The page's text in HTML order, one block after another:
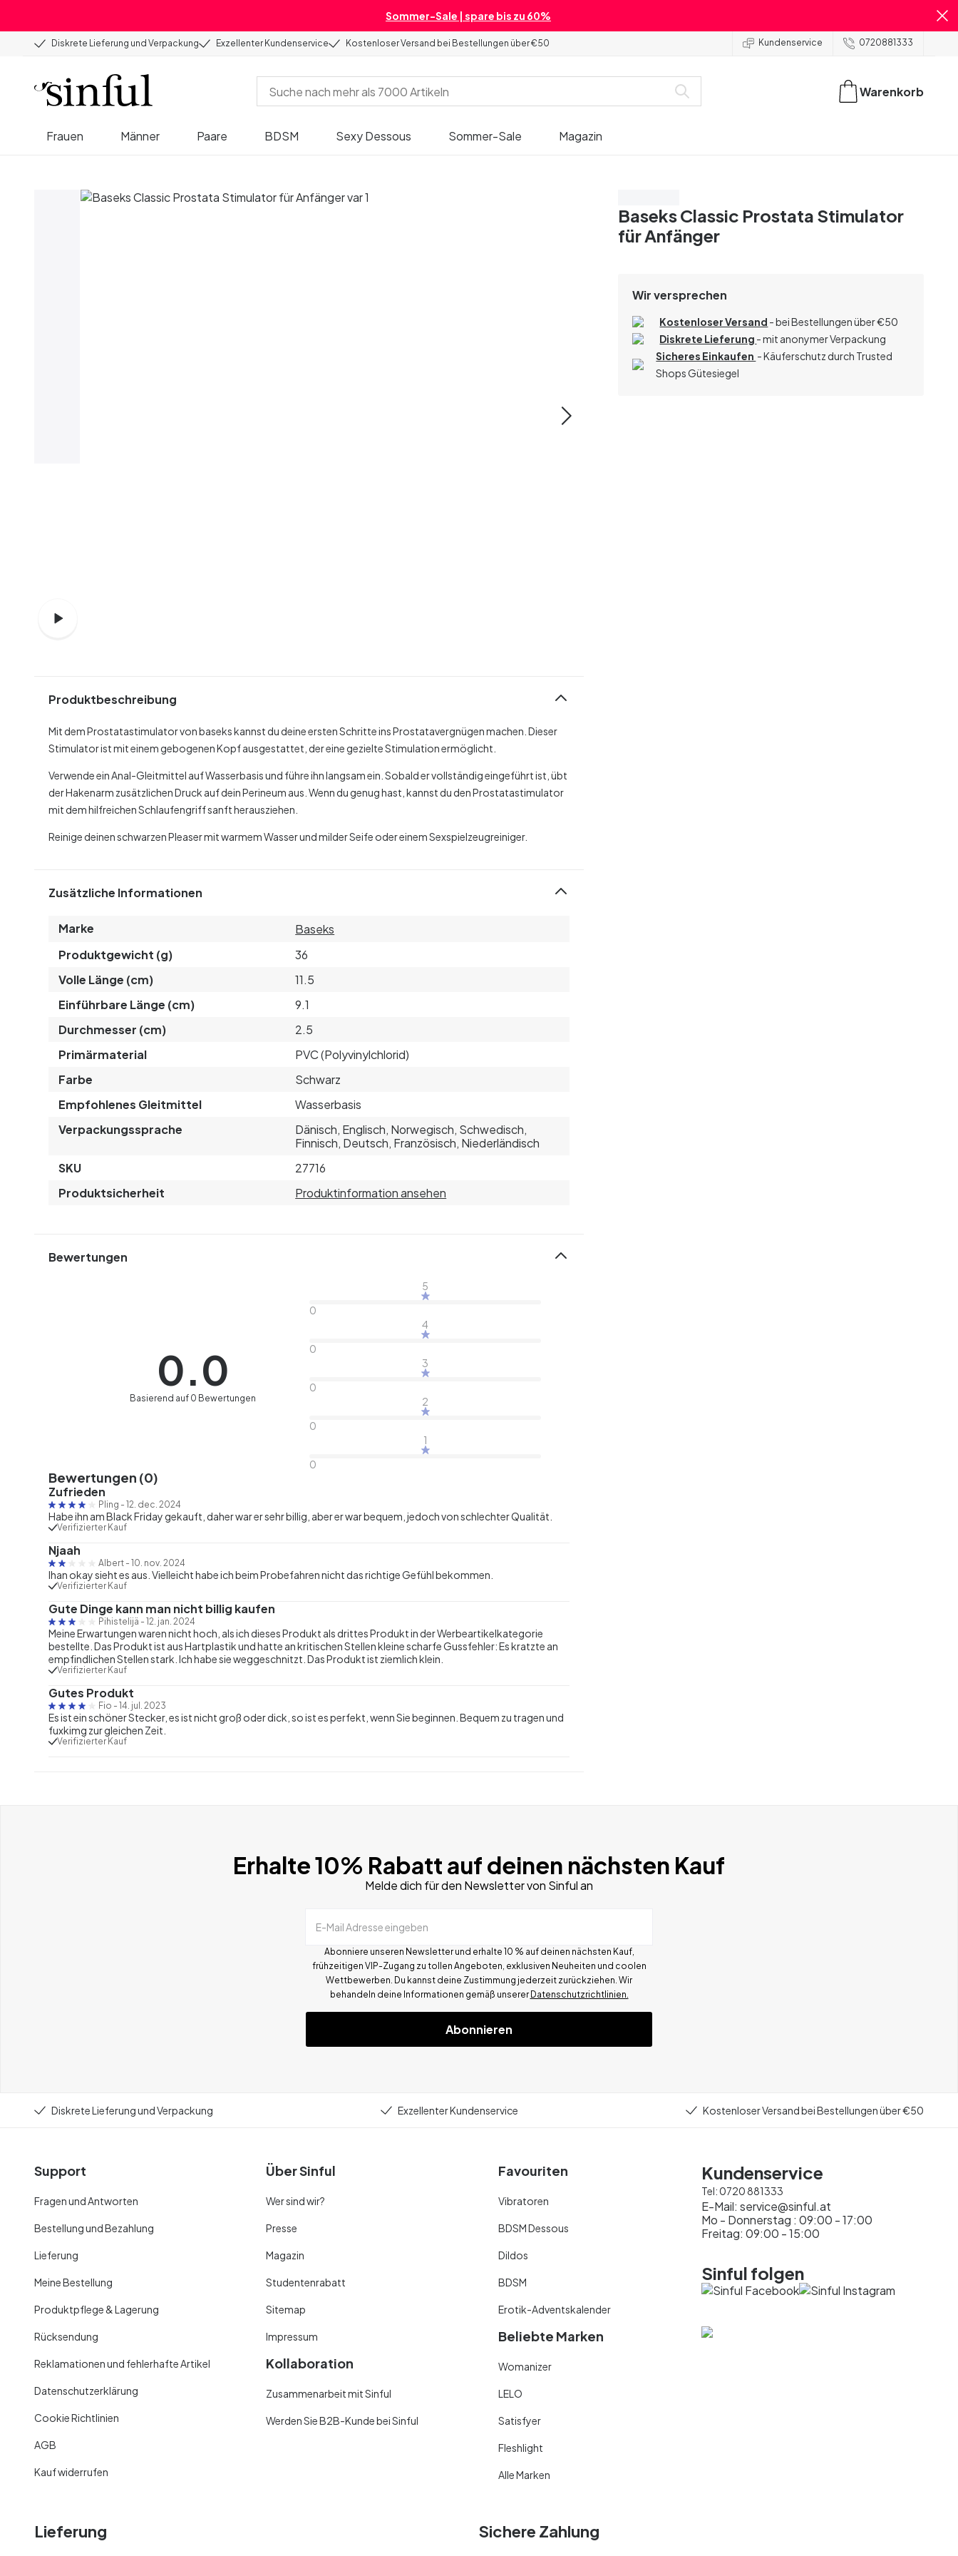
Sommer-Sale | spare bis zu 60%
Diskrete Lieferung und Verpackung Exzellenter Kundenservice Kostenloser Versand bei Bestellungen über €50 Kundenservice 0720881333
Frauen Männer Paare BDSM Sexy Dessous Sommer-Sale Magazin
Warenkorb
Baseks Classic Prostata Stimulator
für Anfänger
Wir versprechen
Kostenloser Versand - bei Bestellungen über€50
Diskrete Lieferung - mit anonymer Verpackung
Sicheres Einkaufen - Käuferschutz durch Trusted
Shops Gütesiegel
Produktbeschreibung
Mit dem Prostatastimulator von baseks kannst du deine ersten Schritte ins Prostatavergnügen machen. Dieser
Stimulator ist mit einem gebogenen Kopf ausgestattet, der eine gezielte Stimulation ermöglicht.
Verwende ein Anal-Gleitmittel auf Wasserbasis und führe ihn langsam ein. Sobald er vollständig eingeführt ist, übt
der Hakenarm zusätzlichen Druck auf dein Perineum aus. Wenn du genug hast, kannst du den Prostatastimulator
mit dem hilfreichen Schlaufengriff sanft herausziehen.
Reinige deinen schwarzen Pleaser mit warmem Wasser und milder Seife oder einem Sexspielzeugreiniger.
Zusätzliche Informationen
Marke
Baseks
Produktgewicht (g)
36
Volle Länge (cm)
11.5
Einführbare Länge (cm)
9.1
Durchmesser (cm)
2.5
Primärmaterial
PVC (Polyvinylchlorid)
Farbe
Schwarz
Empfohlenes Gleitmittel
Wasserbasis
Verpackungssprache
Dänisch, Englisch, Norwegisch, Schwedisch,
Finnisch, Deutsch, Französisch, Niederländisch
SKU
27716
Produktsicherheit
Produktinformation ansehen
Bewertungen
0.0
Basierend auf 0 Bewertungen
5
0
4
0
3
0
2
0
1
0
Bewertungen (0)
Zufrieden
Pling - 12. dec. 2024
Habe ihn am Black Friday gekauft, daher war er sehr billig, aber er war bequem, jedoch von schlechter Qualität.
Verifizierter Kauf
Njaah
Albert - 10. nov. 2024
Ihan okay sieht es aus. Vielleicht habe ich beim Probefahren nicht das richtige Gefühl bekommen.
Verifizierter Kauf
Gute Dinge kann man nicht billig kaufen
Pihistelijä - 12. jan. 2024
Meine Erwartungen waren nicht hoch, als ich dieses Produkt als drittes Produkt in der Werbeartikelkategorie
bestellte. Das Produkt ist aus Hartplastik und hatte an kritischen Stellen kleine scharfe Gussfehler: Es kratzte an
empfindlichen Stellen stark. Ich habe sie weggeschnitzt. Das Produkt ist ziemlich klein.
Verifizierter Kauf
Gutes Produkt
Fio - 14. jul. 2023
Es ist ein schöner Stecker, es ist nicht groß oder dick, so ist es perfekt, wenn Sie beginnen. Bequem zu tragen und
fuxkimg zur gleichen Zeit.
Verifizierter Kauf
Erhalte 10% Rabatt auf deinen nächsten Kauf
Melde dich für den Newsletter von Sinful an
E-Mail Adresse eingeben
Abonniere unseren Newsletter und erhalte 10 % auf deinen nächsten Kauf,
frühzeitigen VIP-Zugang zu tollen Angeboten, exklusiven Neuheiten und coolen
Wettbewerben. Du kannst deine Zustimmung jederzeit zurückziehen. Wir
behandeln deine Informationen gemäß unserer Datenschutzrichtlinien.
Abonnieren
Diskrete Lieferung und Verpackung Exzellenter Kundenservice Kostenloser Versand bei Bestellungen über €50
Support
Fragen und Antworten
Bestellung und Bezahlung
Lieferung
Meine Bestellung
Produktpflege & Lagerung
Rücksendung
Reklamationen und fehlerhafte Artikel
Datenschutzerklärung
Cookie Richtlinien
AGB
Kauf widerrufen
Über Sinful
Wer sind wir?
Presse
Magazin
Studentenrabatt
Sitemap
Impressum
Kollaboration
Zusammenarbeit mit Sinful
Werden Sie B2B-Kunde bei Sinful
Favouriten
Vibratoren
BDSM Dessous
Dildos
BDSM
Erotik-Adventskalender
Beliebte Marken
Womanizer
LELO
Satisfyer
Fleshlight
Alle Marken
Kundenservice
Tel:0720 881333
E-Mail: service@sinful.at
Mo - Donnerstag : 09:00 - 17:00
Freitag: 09:00 - 15:00
Sinful folgen
Lieferung Sichere Zahlung